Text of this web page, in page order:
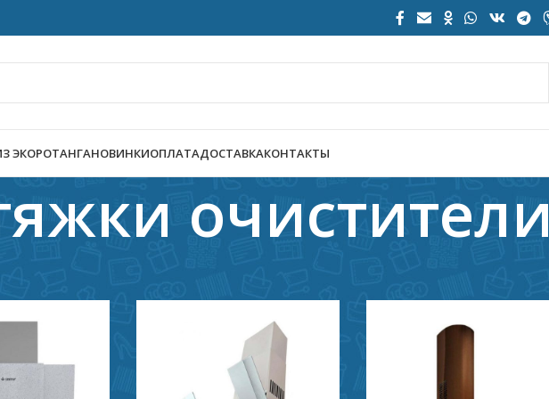
ЭКОРОТАНГАНОВИНКИОПЛАТАДОСТАВКАКОНТАКТЫ
очистители